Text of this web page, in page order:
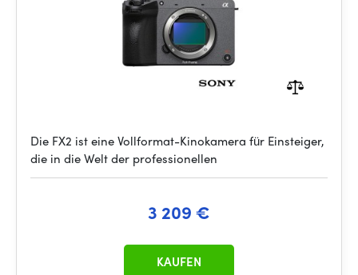
Die FX2 ist eine Vollformat-Kinokamera für Einsteiger,
die in die Welt der professionellen
3 209 €
KAUFEN